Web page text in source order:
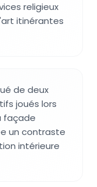
religieux
itinérantes
de deux
joués lors
façade
un contraste
intérieure